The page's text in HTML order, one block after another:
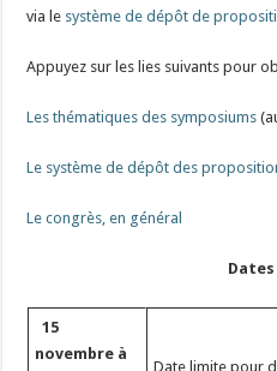
via le système de dépôt de
Appuyez sur les lies suivants pour
Les thématiques des symposiums
Le système de dépôt des
Le congrès, en général
Dates à
15
novembre à
Date limite pour